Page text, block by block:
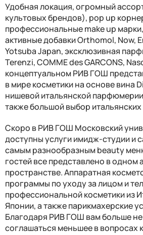
Удобная локация, огромный
культовых брендов), pop up
профессиональные make up
активные добавки Orthomol, Now,
Yotsuba Japan, эксклюзивная
Terenzi, COMME des GARCONS,
концептуальном РИВ ГОШ
в мире косметики на основе вина
нишевой итальянской парфюмерии
также большой выбор
Скоро в РИВ ГОШ Московский
доступны услуги имидж-студии и
самым разнообразным beauty
гостей все представлено в
пространстве. Аппаратная
программы по уходу за лицом и
профессиональной косметики из
Японии, а также парикмахерские
Благодаря РИВ ГОШ вам больше не
соглашаться меньшее в вопросах